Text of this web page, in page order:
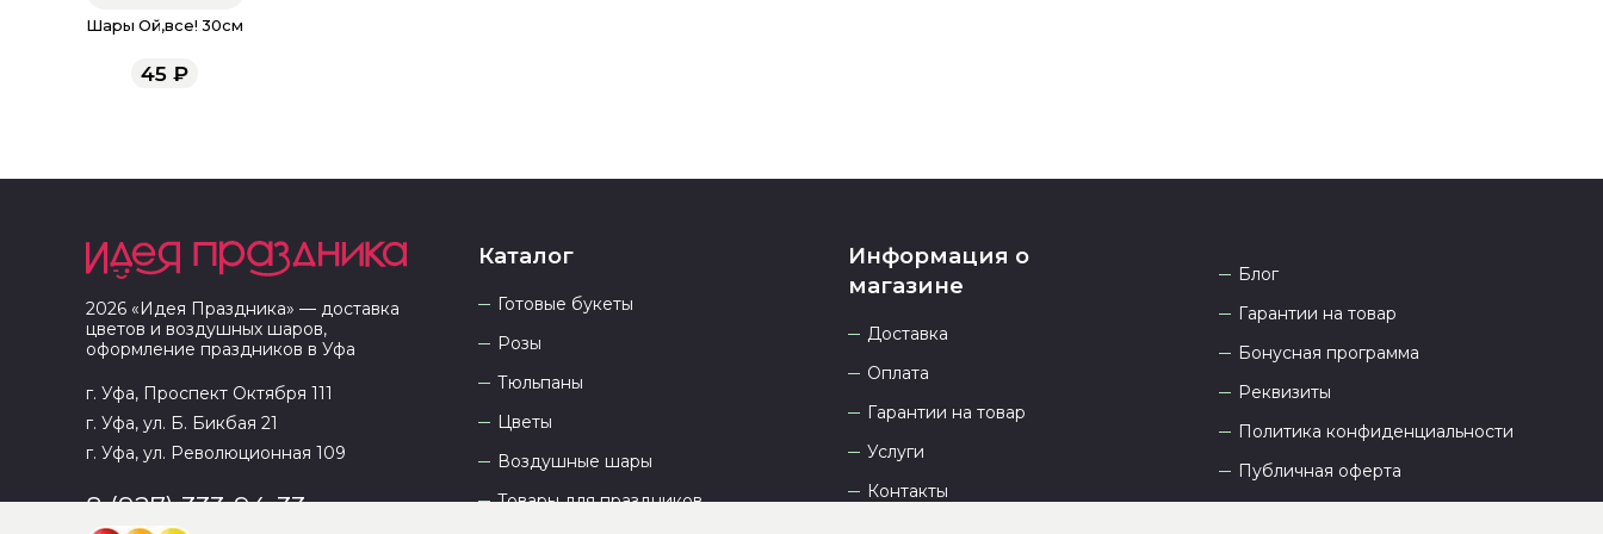
Шары Ой,все! 30см
45 ₽
2026 «Идея Праздника» — доставка
цветов и воздушных шаров,
оформление праздников в Уфа
г. Уфа, Проспект Октября 111
г. Уфа, ул. Б. Бикбая 21
г. Уфа, ул. Революционная 109
8 (927) 333-94-33
Каталог
Готовые букеты
Розы
Тюльпаны
Цветы
Воздушные шары
Товары для праздников
Информация о
магазине
Доставка
Оплата
Гарантии на товар
Услуги
Контакты
Блог
Гарантии на товар
Бонусная программа
Реквизиты
Политика конфиденциальности
Публичная оферта